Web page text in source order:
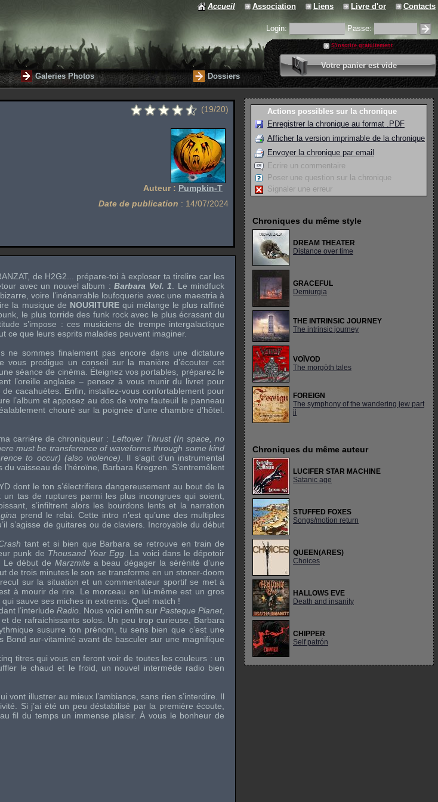
Accueil Association Liens Livre d'or Contacts
Login: Passe:
S'inscrire gratuitement
Votre panier est vide
0 article
Valider votre panier
Galeries Photos Dossiers
(19/20)
Auteur : Pumpkin-T
Date de publication : 14/07/2024
, de H2G2 ... prépare-toi à exploser ta tirelire car les
avec un nouvel album : Barbara Vol. 1 . Le mindfuck
voire l’inénarrable loufoquerie avec une maestria à
la musique de NOUЯITUREqui mélange le plus raffiné
le plus torride des funk rock avec le plus écrasant du
s’impose : ces musiciens de trempe intergalactique
ce que leurs esprits malades peuvent imaginer.
ne sommes finalement pas encore dans une dictature
vous prodigue un conseil sur la manière d’écouter cet
séance de cinéma. Éteignez vos portables, préparez le
l’oreille anglaise – pensez à vous munir du livret pour
cacahuètes. Enfin, installez-vous confortablement pour
l’album et apposez au dos de votre fauteuil le panneau
chouré sur la poignée d’une chambre d’hôtel.
carrière de chroniqueur : Leftover Thrust (In space, no
must be transference of waveforms through some kind
to occur) (also violence) . Il s’agit d’un instrumental
vaisseau de l’héroïne, Barbara Kregzen. S’entremêlent
dont le ton s’électrifiera dangereusement au bout de la
tas de ruptures parmi les plus incongrues qui soient,
s’infiltrent alors les bourdons lents et la narration
prend le relai. Cette intro n’est qu’une des multiples
s’agisse de guitares ou de claviers. Incroyable du début
tant et si bien que Barbara se retrouve en train de
punk de Thousand Year Egg . La voici dans le dépotoir
Le début de Marzmite a beau dégager la sérénité d’une
de trois minutes le son se transforme en un stoner-doom
sur la situation et un commentateur sportif se met à
à mourir de rire. Le morceau en lui-même est un gros
sauve ses miches in extremis. Quel match !
l’interlude Radio. Nous voici enfin sur Pasteque Planet,
de rafraichissants solos. Un peu trop curieuse, Barbara
susurre ton prénom, tu sens bien que c’est une
sur-vitaminé avant de basculer sur une magnifique
titres qui vous en feront voir de toutes les couleurs : un
le chaud et le froid, un nouvel intermède radio bien
illustrer au mieux l’ambiance, sans rien s’interdire. Il
Si j’ai été un peu déstabilisé par la première écoute,
fil du temps un immense plaisir. À vous le bonheur de
Actions possibles sur la chronique
Enregistrer la chronique au format .PDF
Afficher la version imprimable de la chronique
Envoyer la chronique par email
Ecrire un commentaire
Poser une question sur la chronique
Signaler une erreur
Chroniques du même style
DREAM THEATER
Distance over time
GRACEFUL
Demiurgia
THE INTRINSIC JOURNEY
The intrinsic journey
VOÏVOD
The morgöth tales
FOREIGN
The symphony of the wandering jew part
ii
Chroniques du même auteur
LUCIFER STAR MACHINE
Satanic age
STUFFED FOXES
Songs/motion return
QUEEN(ARES)
Choices
HALLOWS EVE
Death and insanity
CHIPPER
Self patrón